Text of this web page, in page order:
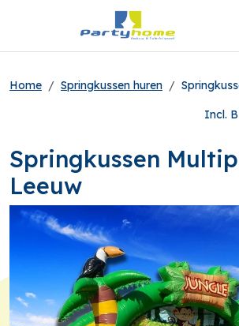
Home Springkussen huren
Incl.
Springkussen
Leeuw